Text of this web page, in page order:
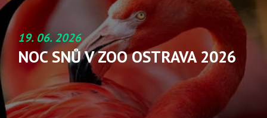
19. 06. 2026
NOC SNŮ V ZOO OSTRAVA 2026